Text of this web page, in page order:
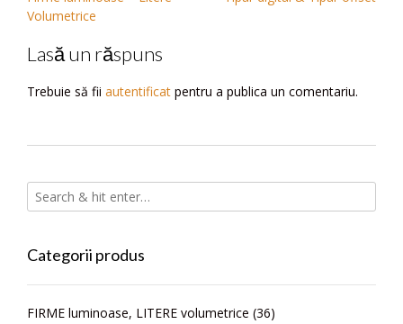
în
articole
Volumetrice
Lasă un răspuns
Trebuie să fii autentificat pentru a publica un comentariu.
Categorii produs
FIRME luminoase, LITERE volumetrice (36)